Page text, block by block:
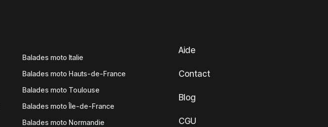
Balades moto Italie
Balades moto Hauts-de-France
Balades moto Toulouse
Balades moto Île-de-France
Balades moto Normandie
Aide
Contact
Blog
CGU